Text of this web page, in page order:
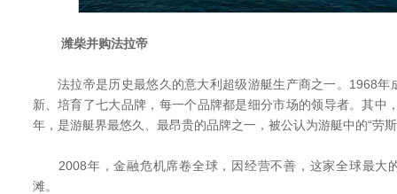
潍柴并购法拉帝
法拉帝是历史最悠久的意大利超级游艇生产商之一。1968年
新、培育了七大品牌，每一个品牌都是细分市场的领导者。其中
年，是游艇界最悠久、最昂贵的品牌之一，被公认为游艇中的“
2008年，金融危机席卷全球，因经营不善，这家全球最大
滩。